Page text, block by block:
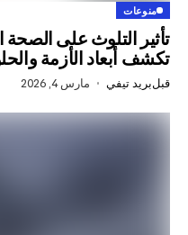
على الصحة النفسية:
الأزمة والحلول
مارس 4, 2026